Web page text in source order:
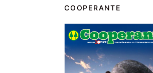
COOPERANTE